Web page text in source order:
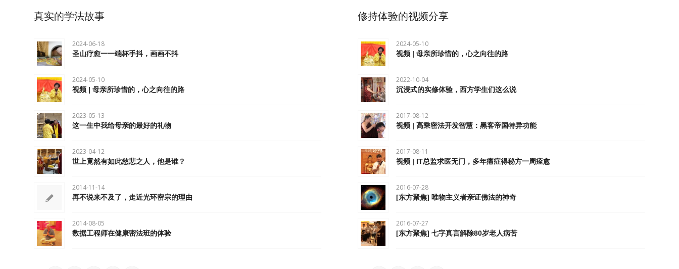
真实的学法故事
2024-06-18
圣山疗愈一一端杯手抖，画画不抖
2024-05-10
视频 | 母亲所珍惜的，心之向往的路
2023-05-13
这一生中我给母亲的最好的礼物
2023-04-12
世上竟然有如此慈悲之人，他是谁？
2014-11-14
再不说来不及了，走近光环密宗的理由
2014-08-05
数据工程师在健康密法班的体验
修持体验的视频分享
2024-05-10
视频 | 母亲所珍惜的，心之向往的路
2022-10-04
沉浸式的实修体验，西方学生们这么说
2017-08-12
视频 | 高乘密法开发智慧：黑客帝国特异功能
2017-08-11
视频 | IT总监求医无门，多年痛症得秘方一周痊愈
2016-07-28
[东方聚焦] 唯物主义者亲证佛法的神奇
2016-07-27
[东方聚焦] 七字真言解除80岁老人病苦